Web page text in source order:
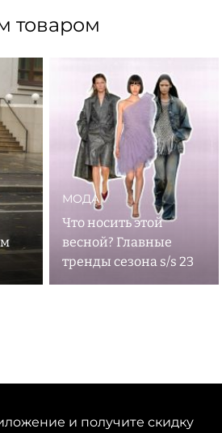
товаром
МОДА
Что носить этой
весной? Главные
тренды сезона s/s 23
и получите скидку